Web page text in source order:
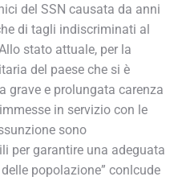
del SSN causata da anni
di tagli indiscriminati al
stato attuale, per la
del paese che si è
grave e prolungata carenza
in servizio con le
sono
per garantire una adeguata
popolazione” conlcude